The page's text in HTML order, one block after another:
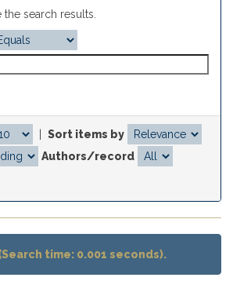
search results.
Sort items by
Authors/record
time: 0.001 seconds).